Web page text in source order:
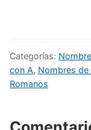
Categorías:
con A, Nombres de
Romanos